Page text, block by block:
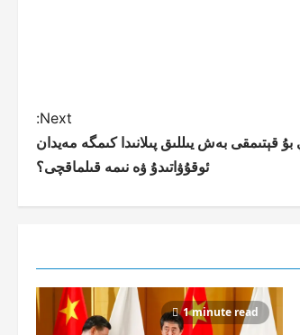
Next:
بۇ قېتىمقى بەش يىللىق پىلانىدا كىمگە مەيدان
ئوقۇۋاتىدۇ ۋە نىمە قىلماقچى؟
1 minute read